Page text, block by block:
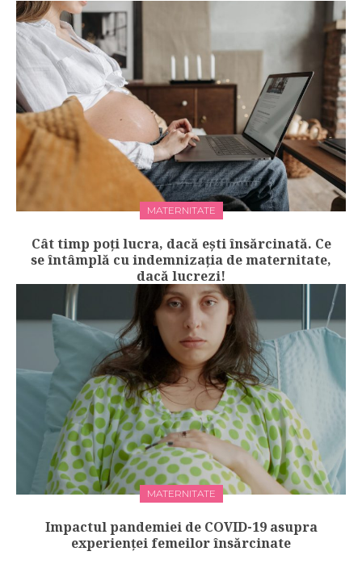
MATERNITATE
Cât timp poți lucra, dacă ești însărcinată. Ce
se întâmplă cu indemnizația de maternitate,
dacă lucrezi!
MATERNITATE
Impactul pandemiei de COVID-19 asupra
experienței femeilor însărcinate